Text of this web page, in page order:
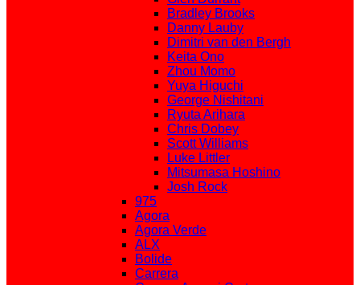
Bradley Brooks
Danny Lauby
Dimitri van den Bergh
Keita Ono
Zhou Momo
Yuya Higuchi
George Nishitani
Ryuta Arihara
Chris Dobey
Scott Williams
Luke Littler
Mitsumasa Hoshino
Josh Rock
975
Agora
Agora Verde
ALX
Bolide
Carrera